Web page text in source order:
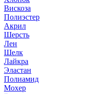
Вискоза
Полиэстер
Акрил
Шерсть
Лен
Шелк
Лайкра
Эластан
Полиамид
Мохер